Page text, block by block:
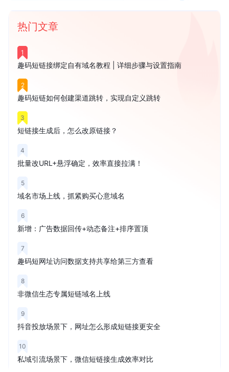
热门文章
1
趣码短链接绑定自有域名教程 | 详细步骤与设置指南
2
趣码短链如何创建渠道跳转，实现自定义跳转
3
短链接生成后，怎么改原链接？
4
批量改URL+悬浮确定，效率直接拉满！
5
域名市场上线，抓紧购买心意域名
6
新增：广告数据回传+动态备注+排序置顶
7
趣码短网址访问数据支持共享给第三方查看
8
非微信生态专属短链域名上线
9
抖音投放场景下，网址怎么形成短链接更安全
10
私域引流场景下，微信短链接生成效率对比